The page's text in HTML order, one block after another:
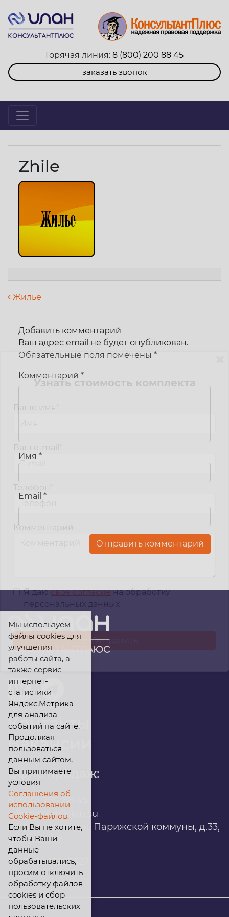
Горячая линия: 8 (800) 200 88 45
заказать звонок
Zhile
Навигация по записям
Жилье
Добавить комментарий
Ваш адрес email не будет опубликован.
Обязательные поля помечены *
Комментарий *
Имя *
Email *
Контакты
Вакансии
Офис продаж:
infomarket@ilan.su
г. Красноярск, ул. Парижской коммуны, д.33,
помещ. 302
ИНН: 2465263327
Узнать стоимость комплекта
Ваше имя
Ваш e-mail
Телефон
Комментарий
Я даюсвое согласиена обработку
персональных данных
Мы используем
файлы cookies для
улучшения
работы сайта, а
также сервис
интернет-
статистики
Яндекс.Метрика
для анализа
событий на сайте.
Продолжая
пользоваться
данным сайтом,
Вы принимаете
условия
Соглашения об
использовании
Cookie-файлов.
Если Вы не хотите,
чтобы Ваши
данные
обрабатывались,
просим отключить
обработку файлов
cookies и сбор
пользовательских